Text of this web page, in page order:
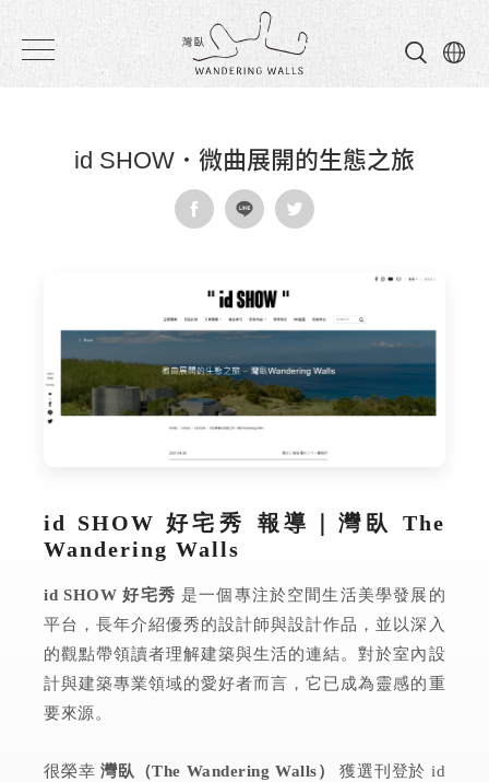
民
宿
id SHOW．微曲展開的生態之旅
id SHOW 好宅秀 報導｜灣臥 The
Wandering Walls
id SHOW 好宅秀 是一個專注於空間生活美學發展的
平台，長年介紹優秀的設計師與設計作品，並以深入
的觀點帶領讀者理解建築與生活的連結。對於室內設
計與建築專業領域的愛好者而言，它已成為靈感的重
要來源。
很榮幸灣臥（The Wandering Walls）
獲選刊登於 id